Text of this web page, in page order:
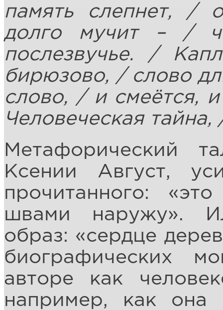
память слепнет, /
долго мучит – /
послезвучье. /
бирюзово, / слово
слово, / и смеётся,
Человеческая
Метафорический
Ксении Август,
прочитанного:
швами наружу».
образ: «сердце
биографических
авторе как
например, как она